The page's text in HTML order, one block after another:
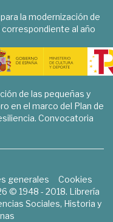
la modernización de
correspondiente al año
de las pequeñas y
en el marco del Plan de
Convocatoria
generales
Cookies
© 1948 - 2018. Librería
Sociales, Historia y